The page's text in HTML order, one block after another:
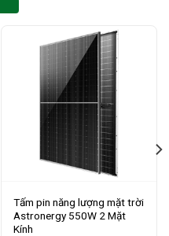
Tấm pin năng lượng mặt trời
Astronergy 550W 2 Mặt
Kính